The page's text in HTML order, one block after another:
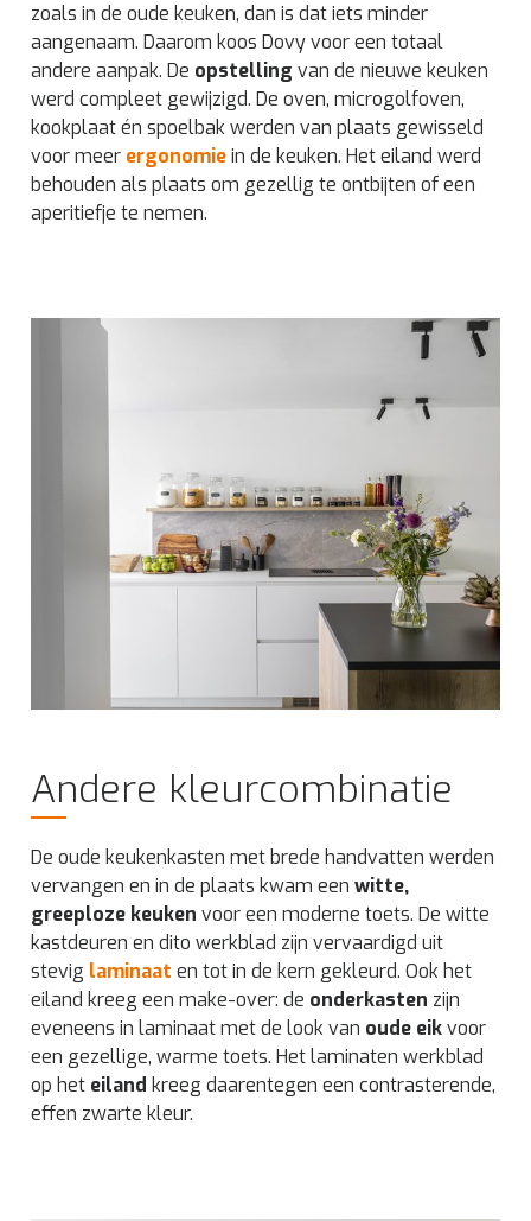
zoals in de oude keuken, dan is dat iets minder
aangenaam. Daarom koos Dovy voor een totaal
andere aanpak. De opstelling van de nieuwe keuken
werd compleet gewijzigd. De oven, microgolfoven,
kookplaat én spoelbak werden van plaats gewisseld
voor meer ergonomiein de keuken. Het eiland werd
behouden als plaats om gezellig te ontbijten of een
aperitiefje te nemen.
Andere kleurcombinatie
De oude keukenkasten met brede handvatten werden
vervangen en in de plaats kwam eenwitte,
greeploze keuken voor een moderne toets. De witte
kastdeuren en dito werkblad zijn vervaardigd uit
stevig laminaat en tot in de kern gekleurd. Ook het
eiland kreeg een make-over: de onderkasten zijn
eveneens in laminaat met de look van oude eikvoor
een gezellige, warme toets. Het laminaten werkblad
op het eiland kreeg daarentegen een contrasterende,
effen zwarte kleur.